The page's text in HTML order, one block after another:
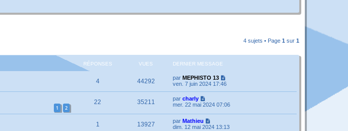
4 sujets • Page 1 sur 1
RÉPONSES VUES DERNIER MESSAGE
4 44292 par MEPHISTO 13
ven. 7 juin 2024 17:46
1 2
22 35211 par charly
mer. 22 mai 2024 07:06
1 13927 par Mathieu
dim. 12 mai 2024 13:13